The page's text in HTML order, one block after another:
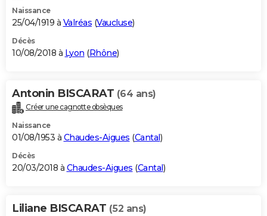
Naissance
25/04/1919 à Valréas (Vaucluse)
Décès
10/08/2018 à Lyon (Rhône)
Antonin BISCARAT (64 ans)
Créer une cagnotte obsèques
Naissance
01/08/1953 à Chaudes-Aigues (Cantal)
Décès
20/03/2018 à Chaudes-Aigues (Cantal)
Liliane BISCARAT (52 ans)